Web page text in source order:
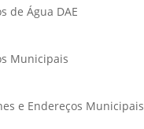
de Água DAE
Municipais
e Endereços Municipais